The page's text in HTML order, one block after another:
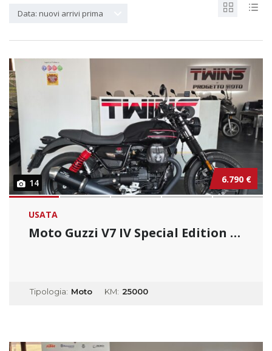
Data: nuovi arrivi prima
14 6.790 €
USATA
Moto Guzzi V7 IV Special Edition _ Usato Per...
Tipologia: Moto KM: 25000